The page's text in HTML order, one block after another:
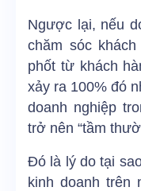
Ngược lại, nếu
chăm sóc
phốt từ khách
xảy ra 100% đó
doanh nghiệp
trở nên “tầm
Đó là lý do tại
kinh doanh trên